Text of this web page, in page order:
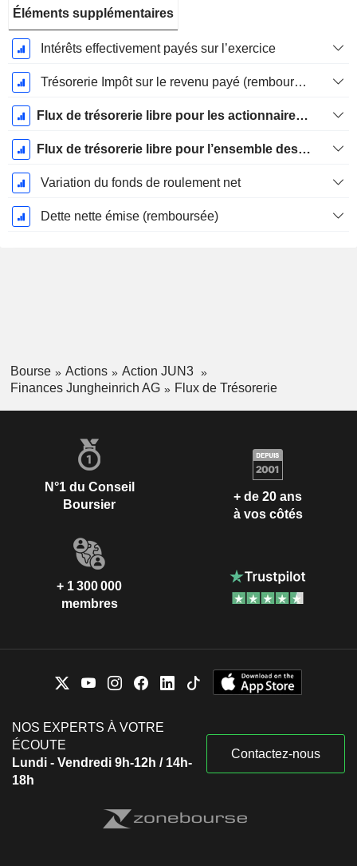
Éléments supplémentaires
Intérêts effectivement payés sur l’exercice
Trésorerie Impôt sur le revenu payé (remboursement)Impôt effectivement payé (remboursé) sur l’exercice
Flux de trésorerie libre pour les actionnaires FCFE
Flux de trésorerie libre pour l’ensemble des pourvoyeurs de fonds (créanciers et actionnaires) FCFF
Variation du fonds de roulement net
Dette nette émise (remboursée)
Bourse Actions
Action JUN3
Finances Jungheinrich AG
Flux de Trésorerie
N°1 du Conseil
Boursier
+ de 20 ans
à vos côtés
+ 1 300 000
membres
NOS EXPERTS À VOTRE
ÉCOUTE
Lundi - Vendredi 9h-12h / 14h-
18h
Contactez-nous